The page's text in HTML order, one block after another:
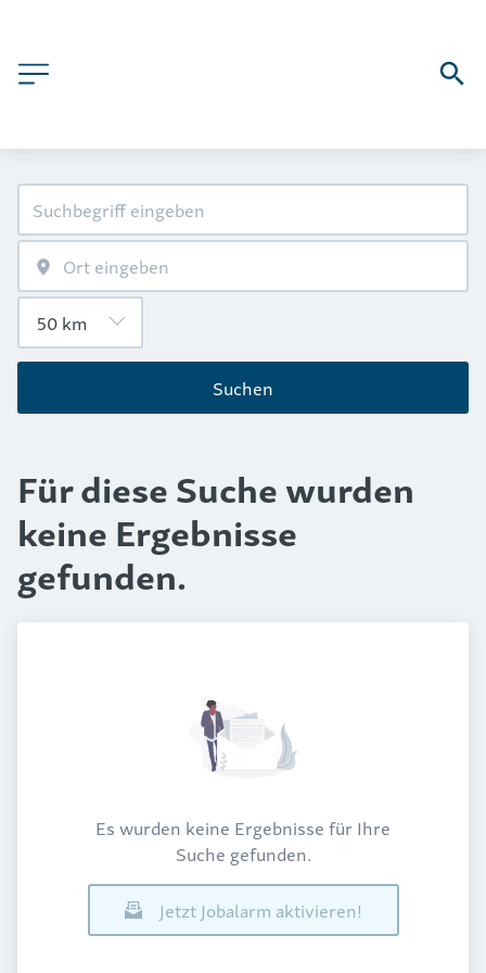
Suchen
Für diese Suche wurden
keine Ergebnisse
gefunden.
Es wurden keine Ergebnisse für Ihre
Suche gefunden.
Jetzt Jobalarm aktivieren!